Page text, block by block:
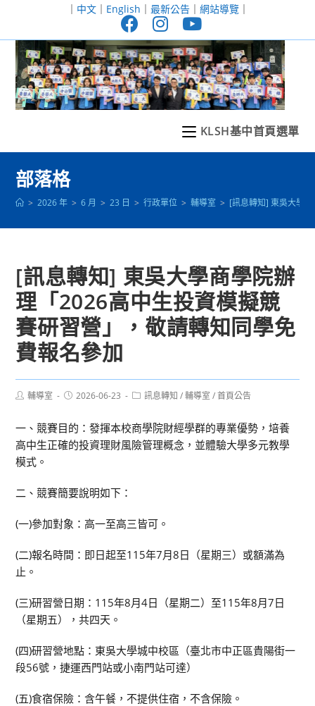
至
｜ 中文｜ English ｜ 最新公告｜ 網站導覽｜
KLSH基中首頁選單
部落格
> 2026 年 > 6 月 > 23 日 > 行政單位 > 輔導室 > [訊息轉知] 東吳大學
[訊息轉知] 東吳大學商學院辦
理「2026高中生投資模擬競
賽研習營」，敬請轉知同學免
費報名參加
Post輔導室
Post2026-06-23
Post訊息轉知 / 輔導室 / 首頁公告
一、競賽目的：發揮本校商學院財經學群的專業優勢，培養
高中生正確的投資理財風險管理概念，並體驗大學多元教學
模式。
二、競賽簡要說明如下：
(一)參加對象：高一至高三皆可。
(二)報名時間：即日起至115年7月8日（星期三）或額滿為
止。
(三)研習營日期：115年8月4日（星期二）至115年8月7日
（星期五），共四天。
(四)研習營地點：東吳大學城中校區（臺北市中正區貴陽街一
段56號，捷運西門站或小南門站可達）
(五)食宿保險：含午餐，不提供住宿，不含保險。